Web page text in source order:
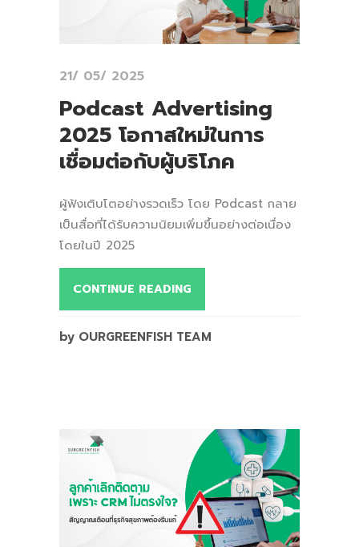
21/ 05/ 2025
Podcast Advertising
2025 โอกาสใหม่ในการ
เชื่อมต่อกับผู้บริโภค
ผู้ฟังเติบโตอย่างรวดเร็ว โดย Podcast กลาย
เป็นสื่อที่ได้รับความนิยมเพิ่มขึ้นอย่างต่อเนื่อง
โดยในปี 2025
CONTINUE READING
by OURGREENFISH TEAM